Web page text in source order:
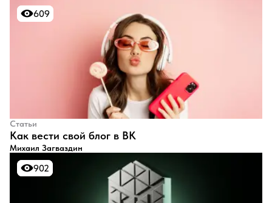
609
609
Статьи
​Как вести свой блог в ВК
Михаил Загваздин
902
902